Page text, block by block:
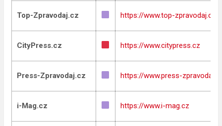
Top-Zpravodaj.cz https://www.top-zpravodaj.cz
CityPress.cz https://www.citypress.cz
Press-Zpravodaj.cz https://www.press-
i-Mag.cz https://www.i-mag.cz